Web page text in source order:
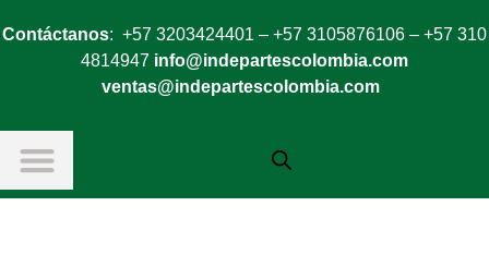
Contáctanos: +57 3203424401 – +57 3105876106 – +57 310
4814947 info@indepartescolombia.com
ventas@indepartescolombia.com